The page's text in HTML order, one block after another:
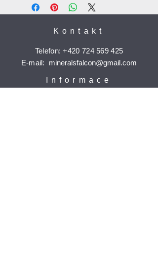
Kontakt
Telefon:+420 724 569 425
E-mail: mineralsfalcon@gmail.com
Informace